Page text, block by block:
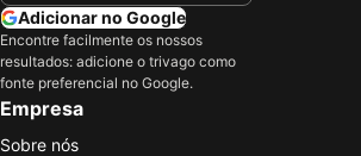
Adicionar no Google
Encontre facilmente os nossos
resultados: adicione o trivago como
fonte preferencial no Google.
Empresa
Sobre nós